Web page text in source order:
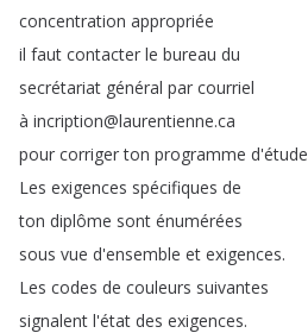
concentration appropriée
il faut contacter le bureau du
secrétariat général par courriel
à incription@laurentienne.ca
pour corriger ton programme d'étude
Les exigences spécifiques de
ton diplôme sont énumérées
sous vue d'ensemble et exigences.
Les codes de couleurs suivantes
signalent l'état des exigences.